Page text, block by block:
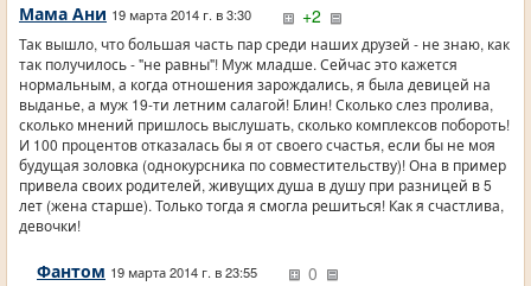
Мама Ани 19 марта 2014 г. в 3:30 +2
Так вышло, что большая часть пар среди наших друзей - не знаю, как
так получилось - "не равны"! Муж младше. Сейчас это кажется
нормальным, а когда отношения зарождались, я была девицей на
выданье, а муж 19-ти летним салагой! Блин! Сколько слез пролива,
сколько мнений пришлось выслушать, сколько комплексов побороть!
И 100 процентов отказалась бы я от своего счастья, если бы не моя
будущая золовка (однокурсника по совместительству)! Она в пример
привела своих родителей, живущих душа в душу при разницей в 5
лет (жена старше). Только тогда я смогла решиться! Как я счастлива,
девочки!
Фантом 19 марта 2014 г. в 23:55 0